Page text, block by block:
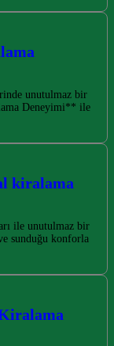
unutulmaz bir
Deneyimi** ile
kiralama
ile unutulmaz bir
sunduğu konforla